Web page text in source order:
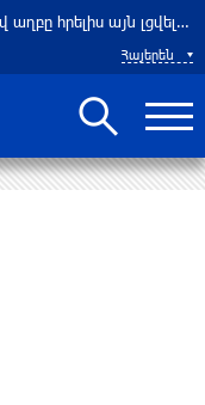
Նուբարաշենի աղբավայրում տրակտորով աղբը հրելիս այն լցվել է 29-ամյա աշխատակցի վրա. վերջինս մահացել է
Հայերեն